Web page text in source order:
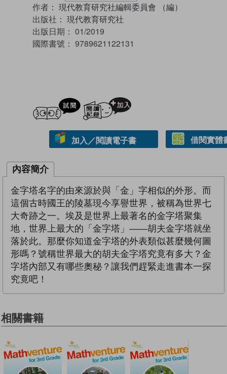
作者： 現代教育研究社編輯委員會 （編）
出版社： 現代教育研究社
出版日期： 01/2019
國際書號： 9789621122131
試閲
加入／閱讀電子書 借閱實體
內容簡介
金字塔名字的由來源於與「金」字相似的外形。而
這個古時國王的陵墓現今享譽世界，被稱為世界七
大奇跡之一。埃及是世界上最著名的金字塔聚集
地，世界上最大的「金字塔」——胡夫金字塔就坐
落於此。那麼你知道金字塔的外表類似甚麼幾何圖
形嗎？號稱世界最大的胡夫金字塔究竟有多大？金
字塔內部又有哪些奧秘？讓我們趕緊走進書本一探
究竟吧！
相關書籍